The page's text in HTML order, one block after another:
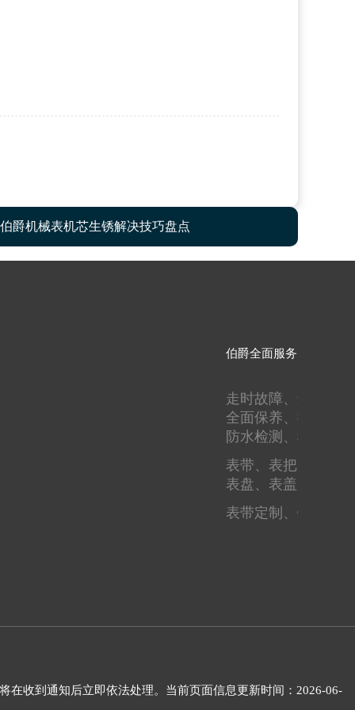
伯爵机械表机芯生锈解决技巧盘点
伯爵全面服务
走时故障、进水进
全面保养、抛光翻
防水检测、机芯检测
表带、 表把、
表盘、 表盖、
表带定制、镶钻刻字
在收到通知后立即依法处理。当前页面信息更新时间：2026-06-